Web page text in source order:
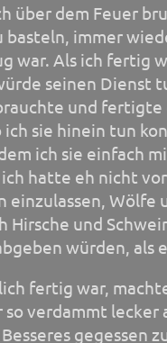
über dem Feuer
basteln, immer
war. Als ich fertig
seinen Dienst
und
sie hinein tun
ich sie einfach
hatte eh nicht
einzulassen, Wölfe
Hirsche und
würden, als
fertig war,
so verdammt lecker
gegessen